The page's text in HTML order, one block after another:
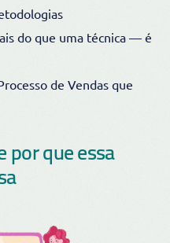
do que uma técnica — é
de Vendas que
por que essa